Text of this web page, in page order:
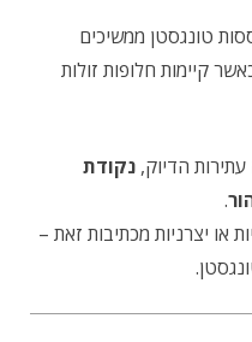
טונגסטן ממשיכים
קיימות חלופות זולות
הדיוק, נקודת
.
או יצרניות מכתיבות זאת –